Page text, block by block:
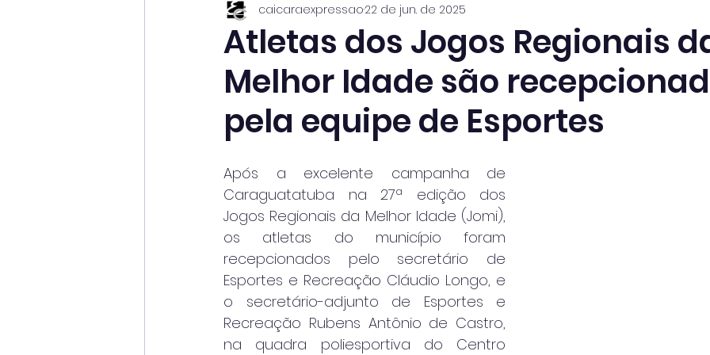
Página2 Itanhaém Guaratinguetá
Atletas dos Jogos Regionais
Melhor Idade são
pela equipe de Esportes
caicaraexpressao22 de jun. de 2025
Após a excelente campanha de
Caraguatatuba na 27ª edição dos
Jogos Regionais da Melhor Idade (Jomi),
os atletas do município foram
recepcionados pelo secretário de
Esportes e Recreação Cláudio Longo, e
o secretário-adjunto de Esportes e
Recreação Rubens Antônio de Castro,
na quadra poliesportiva do Centro